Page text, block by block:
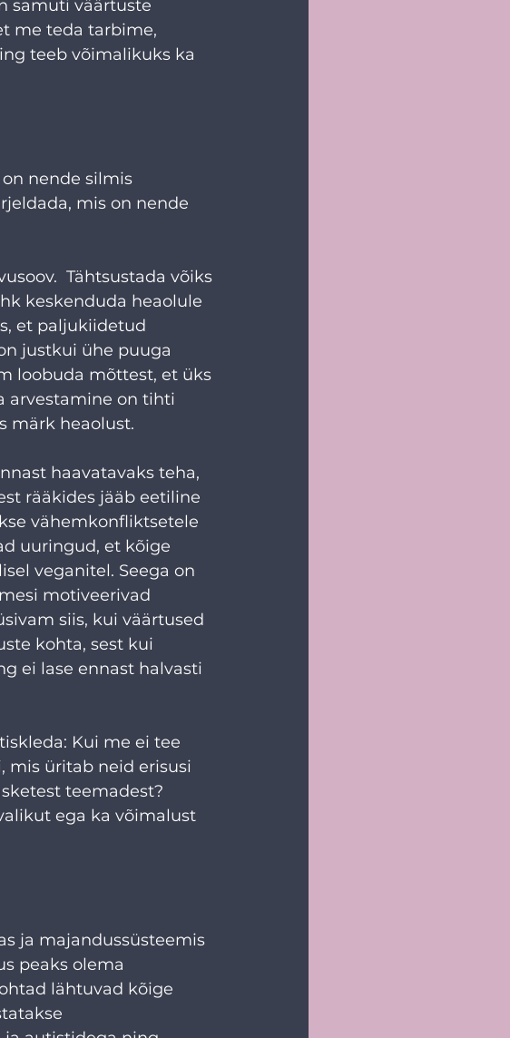
samuti väärtuste
me teda tarbime,
teeb võimalikuks ka
nende silmis
mis on nende
Tähtsustada võiks
keskenduda heaolule
et paljukiidetud
justkui ühe puuga
loobuda mõttest, et üks
arvestamine on tihti
märk heaolust.
haavatavaks teha,
rääkides jääb eetiline
vähemkonfliktsetele
uuringud, et kõige
veganitel. Seega on
motiveerivad
siis, kui väärtused
kohta, sest kui
ei lase ennast halvasti
Kui me ei tee
mis üritab neid erisusi
teemadest?
ega ka võimalust
ja majandussüsteemis
peaks olema
lähtuvad kõige